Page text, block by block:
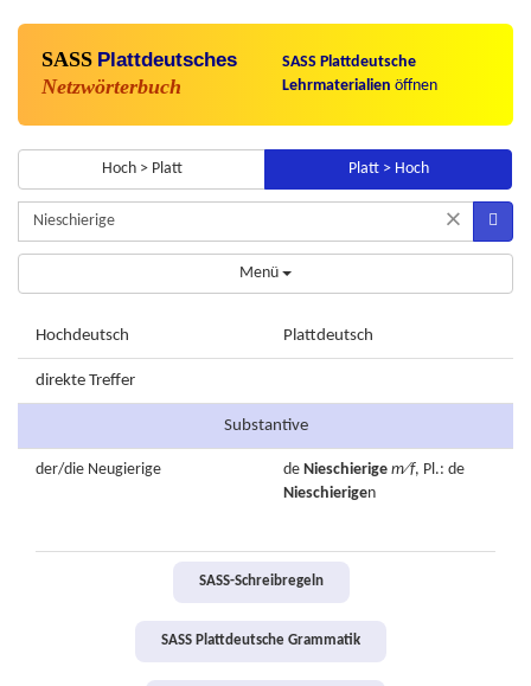
SASS Plattdeutsches
Netzwörterbuch
SASS Plattdeutsche
Lehrmaterialien öffnen
Hoch > Platt Platt > Hoch
×
Menü
Hochdeutsch Plattdeutsch
direkte Treffer
Substantive
der/die Neugierige de Nieschierige m⁄f, Pl.: de
Nieschierigen
SASS-Schreibregeln
SASS Plattdeutsche Grammatik